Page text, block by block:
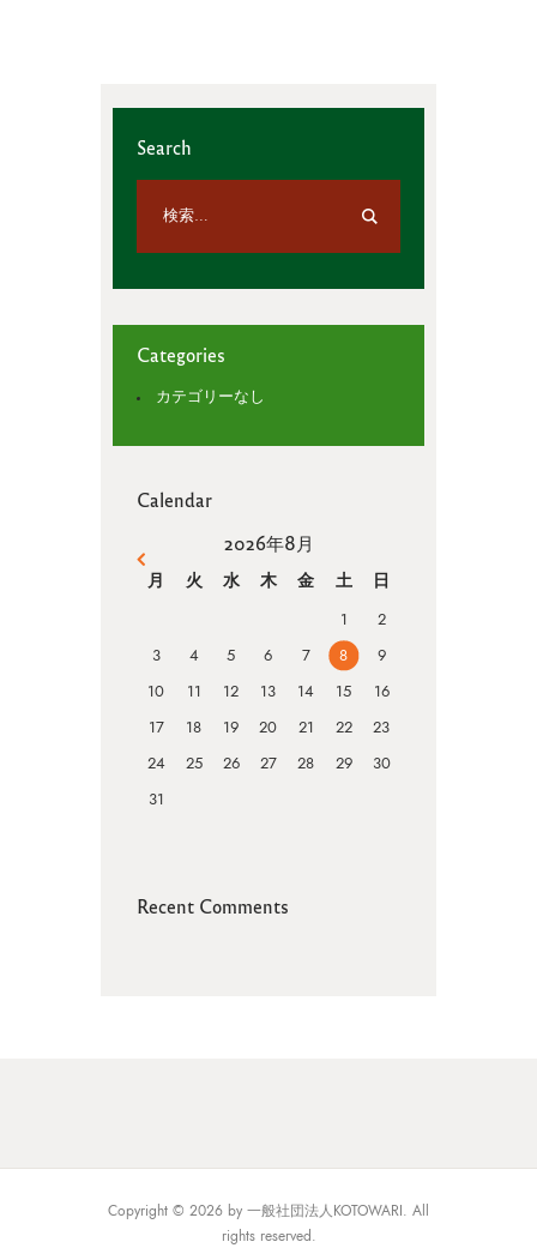
Search
Categories
カテゴリーなし
Calendar
2026年8月
月 火 水 木 金 土 日
1
2
3
4 5 6 7 8
9
10
11 12 13 14 15
16
17
18 19 20 21 22
23
24
25 26 27 28 29
30
31
« 4月
Recent Comments
Copyright © 2026 by 一般社団法人KOTOWARI. All
rights reserved.